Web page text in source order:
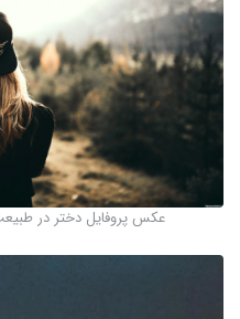
عکس پروفایل دختر در